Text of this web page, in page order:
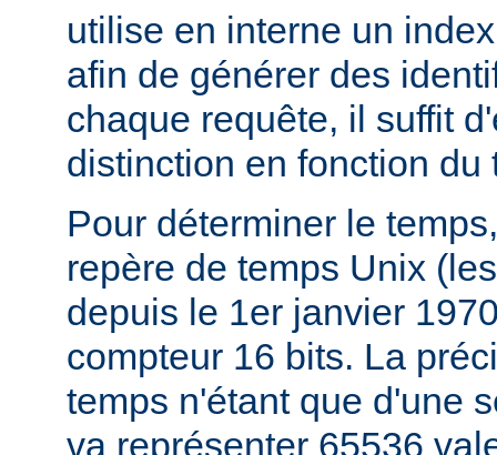
utilise en interne un
afin de générer des
chaque requête, il suffit
distinction en fonction du
Pour déterminer le
repère de temps Unix
depuis le 1er janvier
compteur 16 bits. La
temps n'étant que d'une
va représenter 65536